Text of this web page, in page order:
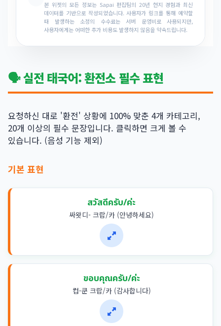
본 위젯의 모든 정보는 Sapai 편집팀의 20년 현지 경험과 최신
데이터를 기반으로 작성되었습니다. 사용자가 링크를 통해 예약할
때 발생하는 소정의 수수료는 서버 운영비로 사용되지만,
사용자에게는 어떠한 추가 비용도 발생하지 않음을 약속드립니다.
🗣️ 실전 태국어: 환전소 필수 표현
요청하신 대로 '환전' 상황에 100% 맞춘 4개 카테고리,
20개 이상의 필수 문장입니다. 클릭하면 크게 볼 수
있습니다. (음성 기능 제외)
기본 표현
สวัสดีครับ/ค่ะ
싸왓디- 크랍/카 (안녕하세요)
ขอบคุณครับ/ค่ะ
컵-쿤 크랍/카 (감사합니다)